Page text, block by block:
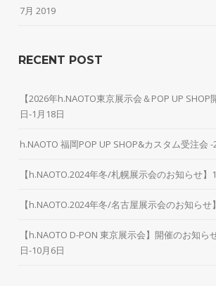
7月 2019
RECENT POST
【2026年h.NAOTO東京展示会＆POP UP
日-1月18日
h.NAOTO 福岡POP UP SHOP&カスタム受注会
【h.NAOTO.2024年冬/札幌展示会のお知らせ】
【h.NAOTO.2024年冬/名古屋展示会のお知ら
【h.NAOTO D-PON 東京展示会】開催のお知ら
日-10月6日